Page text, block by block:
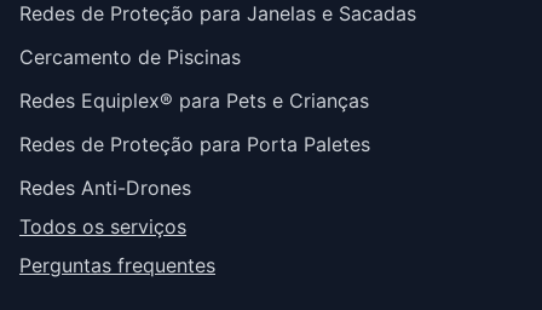
Redes de Proteção para Janelas e Sacadas
Cercamento de Piscinas
Redes Equiplex® para Pets e Crianças
Redes de Proteção para Porta Paletes
Redes Anti-Drones
Todos os serviços
Perguntas frequentes